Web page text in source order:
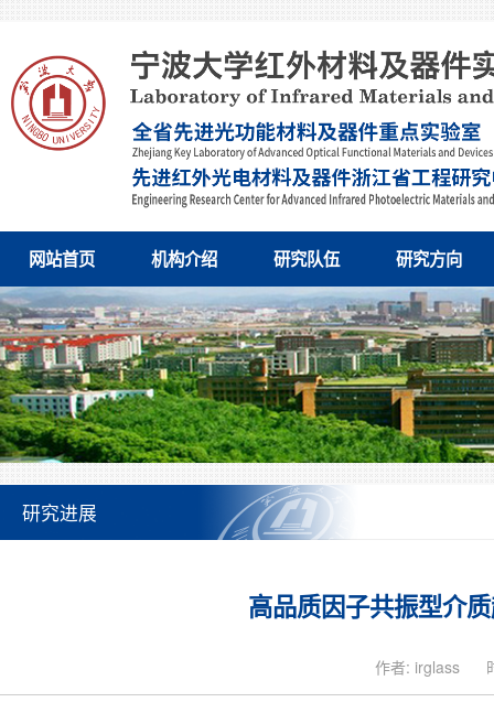
网站首页 机构介绍 研究队伍 研究方向
研究进展
高品质因子共振型介
作者: irglass